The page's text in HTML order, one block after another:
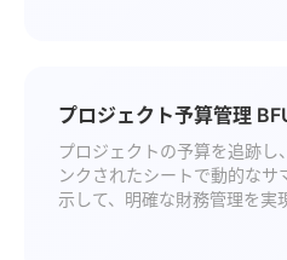
プロジェクト予算管理
ー） テンプレート
プロジェクトの予算を追跡し
ンクされたシートで動的な
示して、明確な財務管理を実